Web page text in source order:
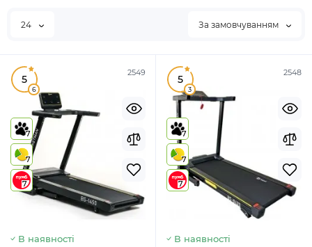
24 За замовчуванням
2549
5
6
7
7
7
В наявності
2548
5
3
7
7
7
В наявності